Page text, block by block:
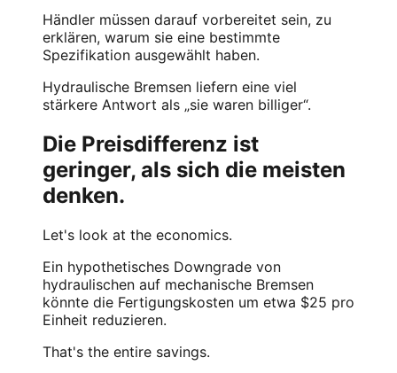
Händler müssen darauf vorbereitet sein, zu
erklären, warum sie eine bestimmte
Spezifikation ausgewählt haben.
Hydraulische Bremsen liefern eine viel
stärkere Antwort als „sie waren billiger“.
Die Preisdifferenz ist
geringer, als sich die meisten
denken.
Let's look at the economics.
Ein hypothetisches Downgrade von
hydraulischen auf mechanische Bremsen
könnte die Fertigungskosten um etwa $25 pro
Einheit reduzieren.
That's the entire savings.